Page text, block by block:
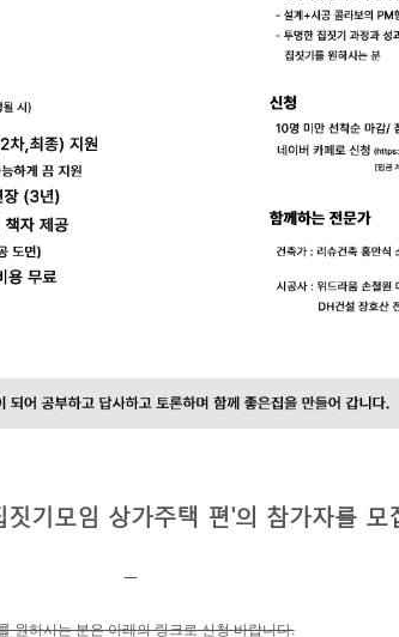
기모임 상가주택 편'의 참가자를 모
ㅡ
원하시는 분은 아래의 링크로 신청 바랍니다.